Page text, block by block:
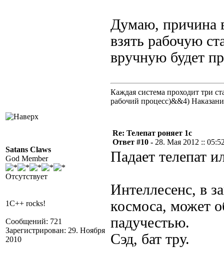
Думаю, причина
взять рабочую
вручную будет
Каждая система проходит три
рабочий процесс)&&4)
Satans Claws
God Member
Отсутствует
1C++ rocks!
Сообщений: 721
Зарегистрирован: 29. Ноября
2010
Re: Телепат роняет 1с
Ответ #10 - 28. Мая 2012 ::
Падает телепат
Интеллесенс, в
космоса, может
падучестью.
Сэд, бат тру.